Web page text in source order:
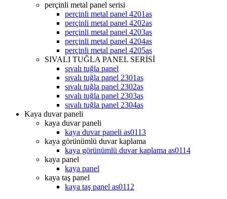
perçinli metal panel serisi
perçinli metal panel 4201as
perçinli metal panel 4202as
perçinli metal panel 4203as
perçinli metal panel 4204as
perçinli metal panel 4205as
SIVALI TUĞLA PANEL SERİSİ
sıvalı tuğla panel
sıvalı tuğla panel 2301as
sıvalı tuğla panel 2302as
sıvalı tuğla panel 2303as
sıvalı tuğla panel 2304as
Kaya duvar paneli
kaya duvar paneli
kaya duvar paneli as0113
kaya görünümlü duvar kaplama
kaya görünümlü duvar kaplama as0114
kaya panel
kaya panel
kaya taş panel
kaya taş panel as0112